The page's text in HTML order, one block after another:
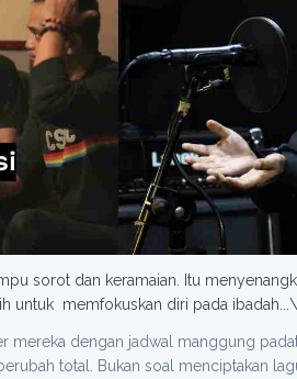
sorot dan keramaian. Itu
untuk memfokuskan diri pada
mereka dengan jadwal manggung
total. Bukan soal menciptakan